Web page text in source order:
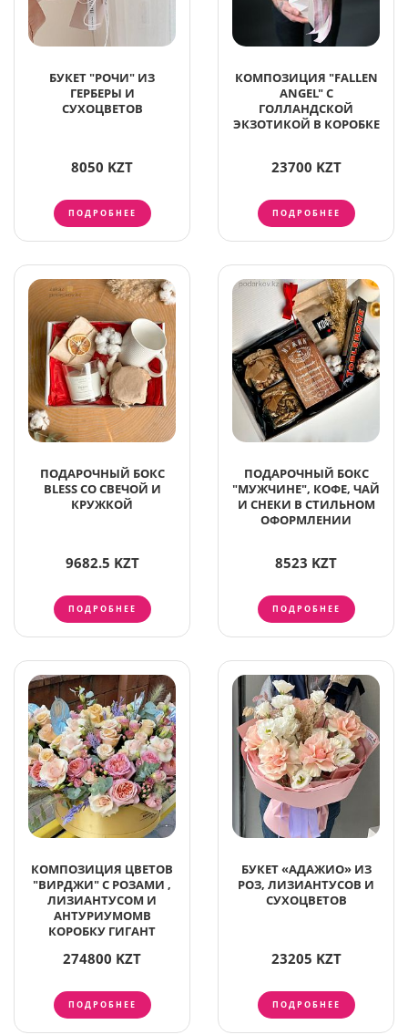
БУКЕТ "РОЧИ" ИЗ
ГЕРБЕРЫ И
СУХОЦВЕТОВ
8050 KZT
ПОДРОБНЕЕ
КОМПОЗИЦИЯ "FALLEN
ANGEL" С
ГОЛЛАНДСКОЙ
ЭКЗОТИКОЙ В КОРОБКЕ
23700 KZT
ПОДРОБНЕЕ
ПОДАРОЧНЫЙ БОКС
BLESS СО СВЕЧОЙ И
КРУЖКОЙ
9682.5 KZT
ПОДРОБНЕЕ
ПОДАРОЧНЫЙ БОКС
"МУЖЧИНЕ", КОФЕ, ЧАЙ
И СНЕКИ В СТИЛЬНОМ
ОФОРМЛЕНИИ
8523 KZT
ПОДРОБНЕЕ
КОМПОЗИЦИЯ ЦВЕТОВ
"ВИРДЖИ" С РОЗАМИ ,
ЛИЗИАНТУСОМ И
АНТУРИУМОМВ
КОРОБКУ ГИГАНТ
274800 KZT
ПОДРОБНЕЕ
БУКЕТ «АДАЖИО» ИЗ
РОЗ, ЛИЗИАНТУСОВ И
СУХОЦВЕТОВ
23205 KZT
ПОДРОБНЕЕ